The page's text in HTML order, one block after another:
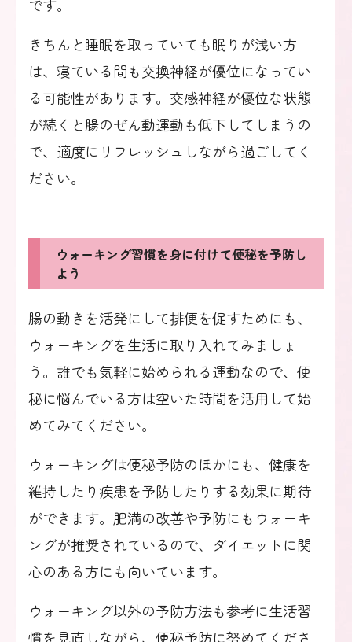
です。
きちんと睡眠を取っていても眠りが浅い方
は、寝ている間も交換神経が優位になってい
る可能性があります。交感神経が優位な状態
が続くと腸のぜん動運動も低下してしまうの
で、適度にリフレッシュしながら過ごしてく
ださい。
ウォーキング習慣を身に付けて便秘を予防し
よう
腸の動きを活発にして排便を促すためにも、
ウォーキングを生活に取り入れてみましょ
う。誰でも気軽に始められる運動なので、便
秘に悩んでいる方は空いた時間を活用して始
めてみてください。
ウォーキングは便秘予防のほかにも、健康を
維持したり疾患を予防したりする効果に期待
ができます。肥満の改善や予防にもウォーキ
ングが推奨されているので、ダイエットに関
心のある方にも向いています。
ウォーキング以外の予防方法も参考に生活習
慣を見直しながら、便秘予防に努めてくださ